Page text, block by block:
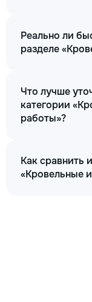
Реально ли
разделе
Что лучше
категории
работы»?
Как сравнить
«Кровельные